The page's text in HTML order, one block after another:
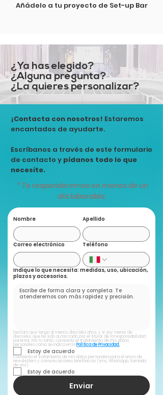
Añádelo a tu proyecto de Set-up Bar
¿Ya has elegido?
¿Alguna pregunta?
¿La quieres personalizar?
¡Contacta con nosotros! Estaremos
encantados de ayudarte.
Escríbanos a través de este formulario
de contacto y pídanos todo lo que
necesite.
* Te responderemos en menos de un
día laborable.
Nombre Apellido
Correo electrónico Teléfono
Indique lo que necesita: medidas, uso, ubicación,
plazos y accesorios.
Declaro que tengo al menos dieciséis años, y si soy menor de
dieciséis, que he sido autorizado por el titular de la responsabilidad
parental. Por lo tanto, consiento el tratamiento de mis datos
personales como se indica en la Política de Privacidad.
Estoy de acuerdo
Consiento el tratamiento de mis datos personales para el envío de
newsletters y comunicaciones telefónicas (sms, WhatsApp, llamada
de voz).
Estoy de acuerdo
Enviar